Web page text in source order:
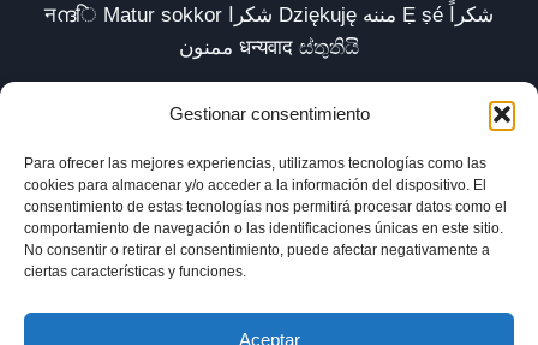
Gestionar consentimiento
Para ofrecer las mejores experiencias, utilizamos tecnologías como las
cookies para almacenar y/o acceder a la información del dispositivo. El
consentimiento de estas tecnologías nos permitirá procesar datos como el
comportamiento de navegación o las identificaciones únicas en este sitio.
No consentir o retirar el consentimiento, puede afectar negativamente a
ciertas características y funciones.
Aceptar
नന്ദि Matur sokkor شكرا Dziękuję مننه Ẹ ṣé شكراً
ممنون धन्यवाद ස්තුතියි
Inicio Biblioteca Parábolas TV
Comunidad
Esencia
Blog
Política de privacidad
Aviso legal
Política de cookies (UE)